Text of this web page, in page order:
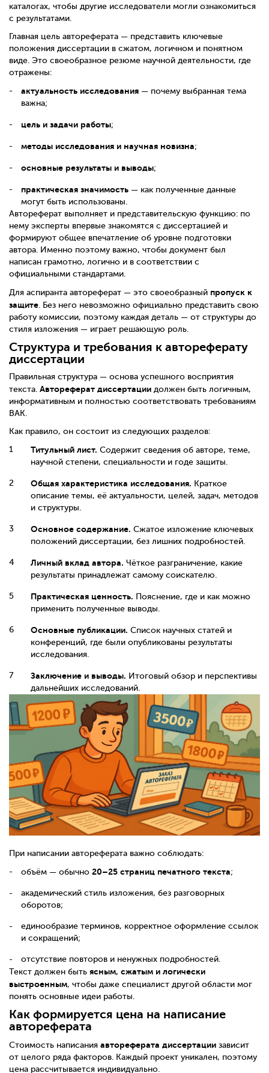
каталогах, чтобы другие исследователи могли ознакомиться
с результатами.
Главная цель автореферата — представить ключевые
положения диссертации в сжатом, логичном и понятном
виде. Это своеобразное резюме научной деятельности, где
отражены:
актуальность исследования — почему выбранная тема
важна;
цель и задачи работы;
методы исследования и научная новизна;
основные результаты и выводы;
практическая значимость — как полученные данные
могут быть использованы.
Автореферат выполняет и представительскую функцию: по
нему эксперты впервые знакомятся с диссертацией и
формируют общее впечатление об уровне подготовки
автора. Именно поэтому важно, чтобы документ был
написан грамотно, логично и в соответствии с
официальными стандартами.
Для аспиранта автореферат — это своеобразный пропуск к
защите . Без него невозможно официально представить свою
работу комиссии, поэтому каждая деталь — от структуры до
стиля изложения — играет решающую роль.
Структура и требования к автореферату
диссертации
Правильная структура — основа успешного восприятия
текста. Автореферат диссертации должен быть логичным,
информативным и полностью соответствовать требованиям
ВАК.
Как правило, он состоит из следующих разделов:
Титульный лист. Содержит сведения об авторе, теме,
научной степени, специальности и годе защиты.
Общая характеристика исследования. Краткое
описание темы, её актуальности, целей, задач, методов
и структуры.
Основное содержание. Сжатое изложение ключевых
положений диссертации, без лишних подробностей.
Личный вклад автора. Чёткое разграничение, какие
результаты принадлежат самому соискателю.
Практическая ценность. Пояснение, где и как можно
применить полученные выводы.
Основные публикации. Список научных статей и
конференций, где были опубликованы результаты
исследования.
Заключение и выводы. Итоговый обзор и перспективы
дальнейших исследований.
При написании автореферата важно соблюдать:
объём — обычно 20–25 страниц печатного текста;
академический стиль изложения, без разговорных
оборотов;
единообразие терминов, корректное оформление ссылок
и сокращений;
отсутствие повторов и ненужных подробностей.
Текст должен быть ясным, сжатым и логически
выстроенным, чтобы даже специалист другой области мог
понять основные идеи работы.
Как формируется цена на написание
автореферата
Стоимость написания автореферата диссертации зависит
от целого ряда факторов. Каждый проект уникален, поэтому
цена рассчитывается индивидуально.